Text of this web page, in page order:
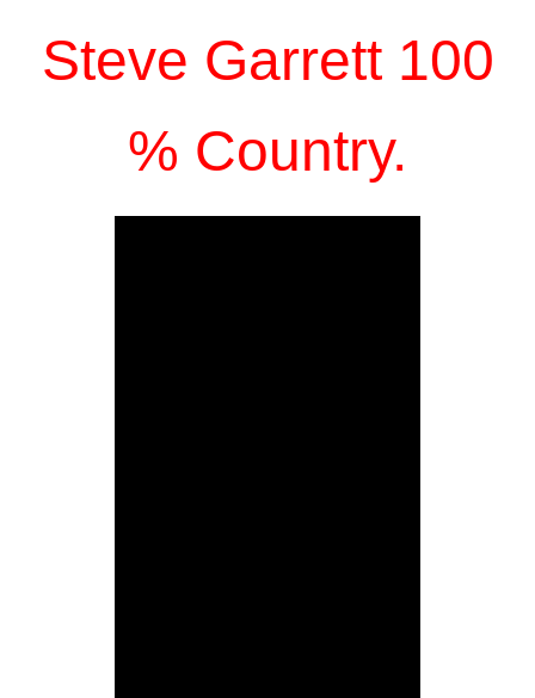
Steve Garrett 100
% Country.